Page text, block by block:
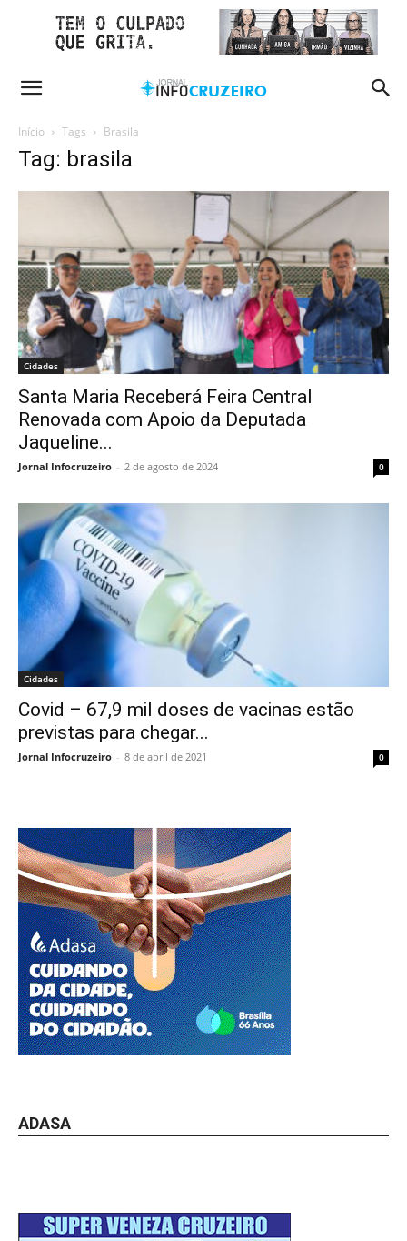
Início Tags Brasila
Tag: brasila
Cidades
Santa Maria Receberá Feira Central
Renovada com Apoio da Deputada
Jaqueline...
Jornal Infocruzeiro - 2 de agosto de 2024 0
Cidades
Covid – 67,9 mil doses de vacinas estão
previstas para chegar...
Jornal Infocruzeiro - 8 de abril de 2021 0
ADASA